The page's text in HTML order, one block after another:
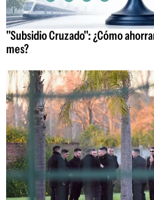
"Subsidio Cruzado": ¿Cómo
mes?